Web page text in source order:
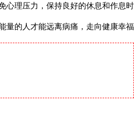
心理压力，保持良好的休息和作息时
量的人才能远离病痛，走向健康幸福